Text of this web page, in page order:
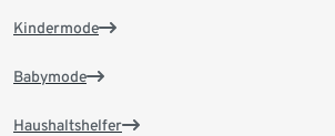
Kindermode
Babymode
Haushaltshelfer